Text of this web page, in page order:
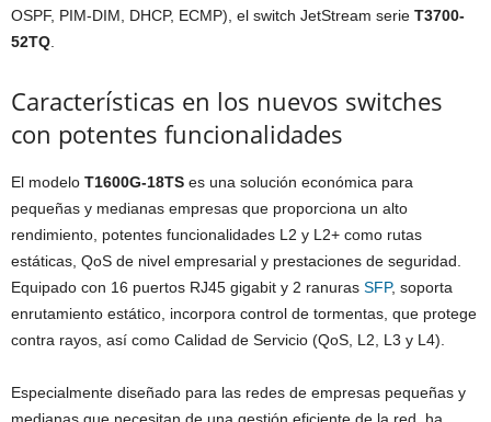
OSPF, PIM-DIM, DHCP, ECMP), el switch JetStream serie T3700-
52TQ.
Características en los nuevos switches
con potentes funcionalidades
El modelo T1600G-18TS es una solución económica para
pequeñas y medianas empresas que proporciona un alto
rendimiento, potentes funcionalidades L2 y L2+ como rutas
estáticas, QoS de nivel empresarial y prestaciones de seguridad.
Equipado con 16 puertos RJ45 gigabit y 2 ranuras SFP, soporta
enrutamiento estático, incorpora control de tormentas, que protege
contra rayos, así como Calidad de Servicio (QoS, L2, L3 y L4).
Especialmente diseñado para las redes de empresas pequeñas y